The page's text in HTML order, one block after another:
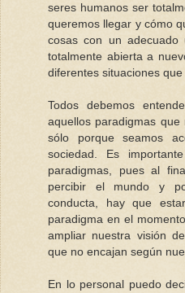
seres humanos ser
queremos llegar y cómo
cosas con un
totalmente abierta a
diferentes situaciones que
Todos debemos
aquellos paradigmas
sólo porque seamos
sociedad. Es
paradigmas, pues al
percibir el mundo y
conducta, hay que
paradigma en el
ampliar nuestra visión
que no encajan según
En lo personal puedo